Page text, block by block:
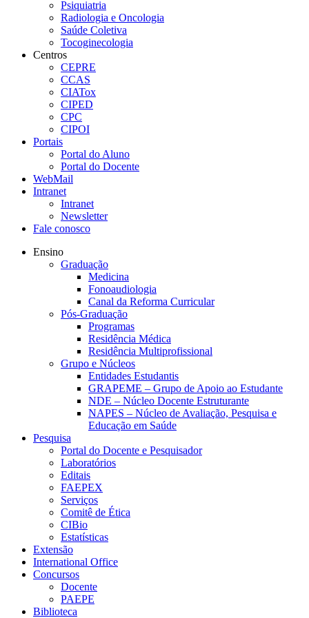
Psiquiatria
Radiologia e Oncologia
Saúde Coletiva
Tocoginecologia
Centros
CEPRE
CCAS
CIATox
CIPED
CPC
CIPOI
Portais
Portal do Aluno
Portal do Docente
WebMail
Intranet
Intranet
Newsletter
Fale conosco
Ensino
Graduação
Medicina
Fonoaudiologia
Canal da Reforma Curricular
Pós-Graduação
Programas
Residência Médica
Residência Multiprofissional
Grupo e Núcleos
Entidades Estudantis
GRAPEME – Grupo de Apoio ao Estudante
NDE – Núcleo Docente Estruturante
NAPES – Núcleo de Avaliação, Pesquisa e
Educação em Saúde
Pesquisa
Portal do Docente e Pesquisador
Laboratórios
Editais
FAEPEX
Serviços
Comitê de Ética
CIBio
Estatísticas
Extensão
International Office
Concursos
Docente
PAEPE
Biblioteca